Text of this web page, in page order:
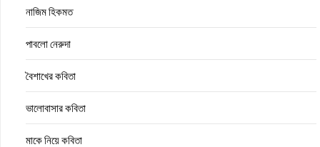
নাজিম হিকমত
পাবলো নেরুদা
বৈশাখের কবিতা
ভালোবাসার কবিতা
মাকে নিয়ে কবিতা